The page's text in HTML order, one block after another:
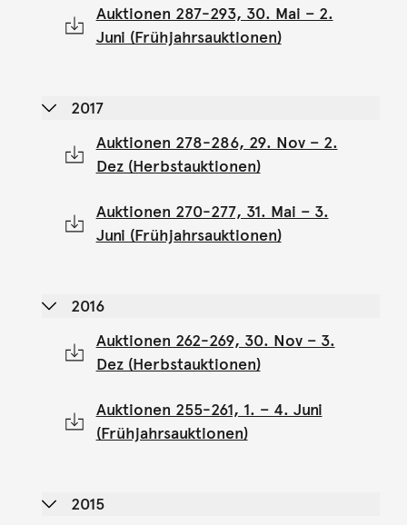
Auktionen 287-293, 30. Mai – 2.
Juni (Frühjahrsauktionen)
2017
Auktionen 278-286, 29. Nov – 2.
Dez (Herbstauktionen)
Auktionen 270-277, 31. Mai – 3.
Juni (Frühjahrsauktionen)
2016
Auktionen 262-269, 30. Nov – 3.
Dez (Herbstauktionen)
Auktionen 255-261, 1. – 4. Juni
(Frühjahrsauktionen)
2015